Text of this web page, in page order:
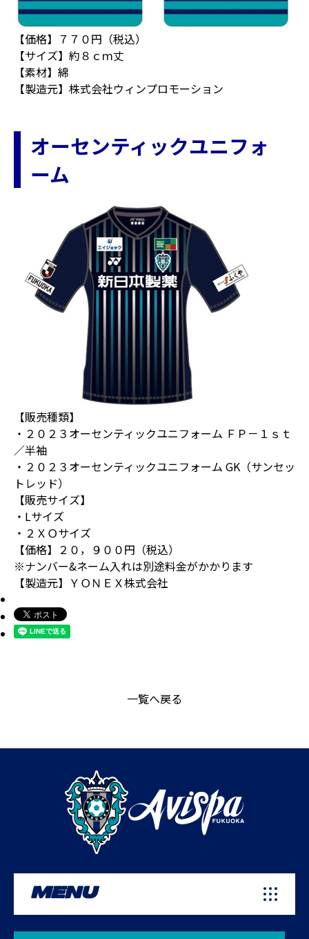
【価格】７７０円（税込）
【サイズ】約８ｃｍ丈
【素材】綿
【製造元】株式会社ウィンプロモーション
オーセンティックユニフォ
ーム
【販売種類】
・２０２３オーセンティックユニフォーム ＦＰ－１ｓｔ
／半袖
・２０２３オーセンティックユニフォーム GK（サンセッ
トレッド）
【販売サイズ】
・Lサイズ
・２ＸＯサイズ
【価格】２０，９００円（税込）
※ナンバー&ネーム入れは別途料金がかかります
【製造元】ＹＯＮＥＸ株式会社
一覧へ戻る
MENU